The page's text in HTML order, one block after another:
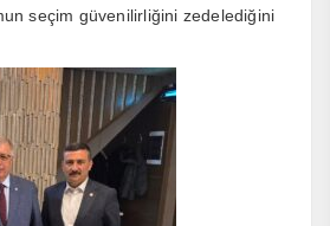
seçim güvenilirliğini zedelediğini